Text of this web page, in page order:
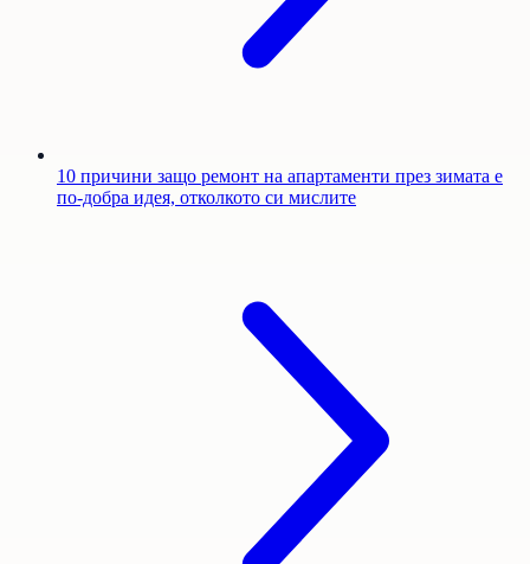
10 причини защо ремонт на апартаменти през зимата е
по-добра идея, отколкото си мислите